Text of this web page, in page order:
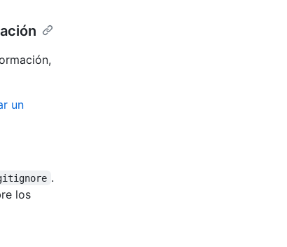
un
.
los